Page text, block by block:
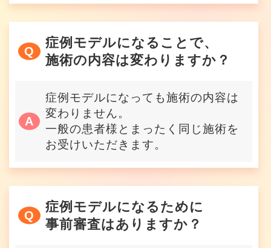
症例モデルになることで、
施術の内容は変わりますか？
症例モデルになっても施術の内容は
変わりません。
一般の患者様とまったく同じ施術を
お受けいただきます。
症例モデルになるために
事前審査はありますか？